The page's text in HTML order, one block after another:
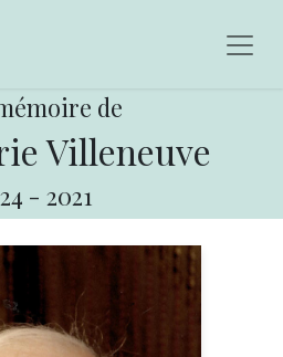
de
Villeneuve
- 2021